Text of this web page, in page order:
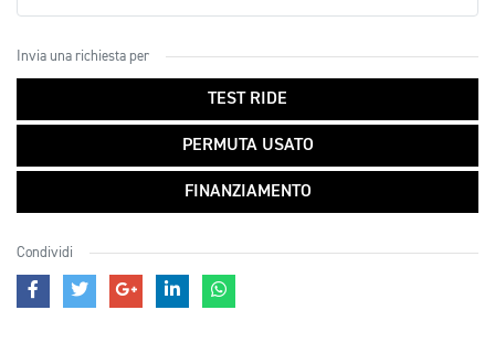
Invia una richiesta per
TEST RIDE
PERMUTA USATO
FINANZIAMENTO
Condividi